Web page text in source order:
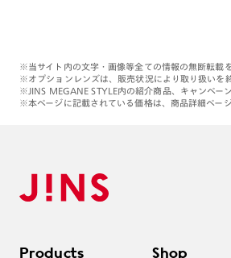
※当サイト内の文字・画像等全ての情報の無断転載を
※オプションレンズは、販売状況により取り扱いを
※JINS MEGANE STYLE内の紹介商品、キャンペー
※本ページに記載されている価格は、商品詳細ペー
Products Shop